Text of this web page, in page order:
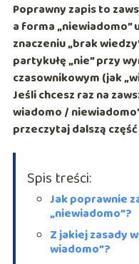
Poprawny zapis to
a forma„niewiadomo”
znaczeniu „brak
partykułę„nie”przy
czasownikowym (jak
Jeśli chcesz raz na
wiadomo /
przeczytaj dalszą
Spis treści:
Jak poprawnie
„niewiadomo”?
Z jakiej zasady
wiadomo”?